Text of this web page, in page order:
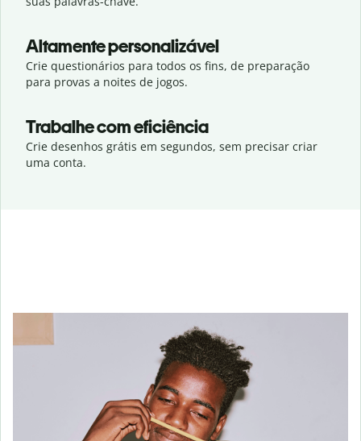
Altamente personalizável
Crie questionários para todos os fins, de preparação
para provas a noites de jogos.
Trabalhe com eficiência
Crie desenhos grátis em segundos, sem precisar criar
uma conta.